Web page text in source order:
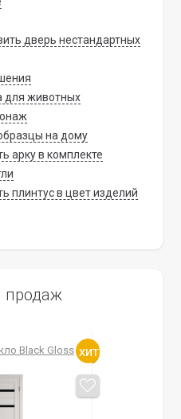
дверь нестандартных
для животных
на дому
арку в комплекте
плинтус в цвет изделий
продаж
Black Gloss